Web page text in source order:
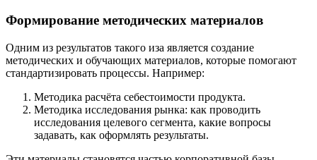
Формирование методических материалов
Одним из результатов такого иза является создание
методических и обучающих материалов, которые помогают
стандартизировать процессы. Например:
Методика расчёта себестоимости продукта.
Методика исследования рынка: как проводить
исследования целевого сегмента, какие вопросы
задавать, как оформлять результаты.